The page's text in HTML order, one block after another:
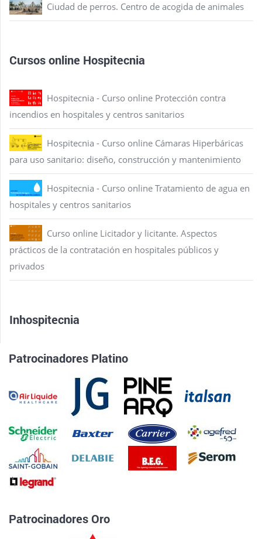
Ciudad de perros. Centro de acogida de animales
Cursos online Hospitecnia
Hospitecnia - Curso online Protección contra
incendios en hospitales y centros sanitarios
Hospitecnia - Curso online Cámaras Hiperbáricas
para uso sanitario: diseño, construcción y mantenimiento
Hospitecnia - Curso online Tratamiento de agua en
hospitales y centros sanitarios
Curso online Licitador y licitante. Aspectos
prácticos de la contratación en hospitales públicos y
privados
Inhospitecnia
Patrocinadores Platino
Patrocinadores Oro